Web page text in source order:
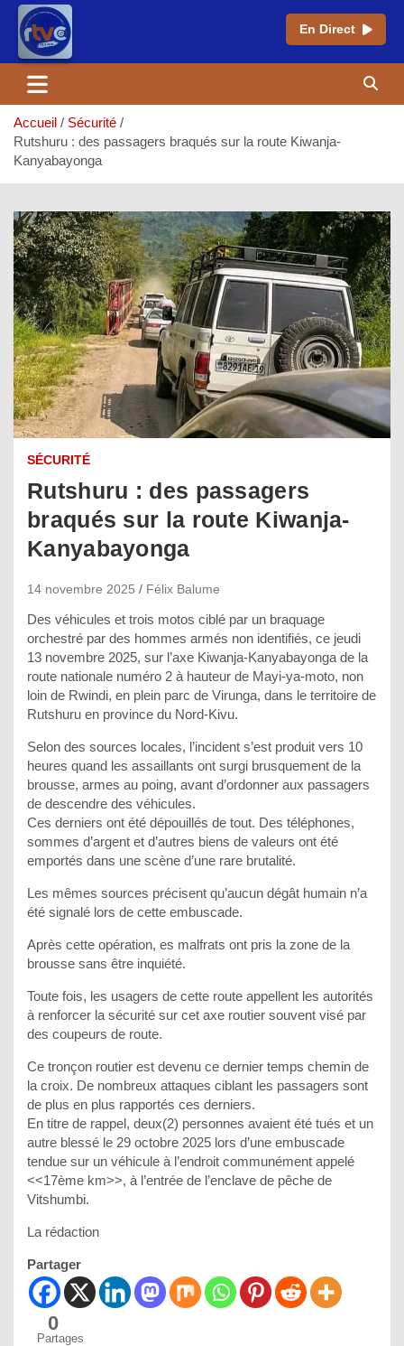
En Direct
contenu
Accueil
Sécurité
Rutshuru : des passagers braqués sur la route Kiwanja-
Kanyabayonga
SÉCURITÉ
Rutshuru : des passagers
braqués sur la route Kiwanja-
Kanyabayonga
14 novembre 2025 Félix Balume
Des véhicules et trois motos ciblé par un braquage
orchestré par des hommes armés non identifiés, ce jeudi
13 novembre 2025, sur l’axe Kiwanja-Kanyabayonga de la
route nationale numéro 2 à hauteur de Mayi-ya-moto, non
loin de Rwindi, en plein parc de Virunga, dans le territoire de
Rutshuru en province du Nord-Kivu.
Selon des sources locales, l’incident s’est produit vers 10
heures quand les assaillants ont surgi brusquement de la
brousse, armes au poing, avant d’ordonner aux passagers
de descendre des véhicules.
Ces derniers ont été dépouillés de tout. Des téléphones,
sommes d’argent et d’autres biens de valeurs ont été
emportés dans une scène d’une rare brutalité.
Les mêmes sources précisent qu’aucun dégât humain n’a
été signalé lors de cette embuscade.
Après cette opération, es malfrats ont pris la zone de la
brousse sans être inquiété.
Toute fois, les usagers de cette route appellent les autorités
à renforcer la sécurité sur cet axe routier souvent visé par
des coupeurs de route.
Ce tronçon routier est devenu ce dernier temps chemin de
la croix. De nombreux attaques ciblant les passagers sont
de plus en plus rapportés ces derniers.
En titre de rappel, deux(2) personnes avaient été tués et un
autre blessé le 29 octobre 2025 lors d’une embuscade
tendue sur un véhicule à l’endroit communément appelé
<<17ème km>>, à l’entrée de l’enclave de pêche de
Vitshumbi.
La rédaction
Partager
0
Partages